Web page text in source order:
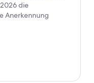
die
Anerkennung